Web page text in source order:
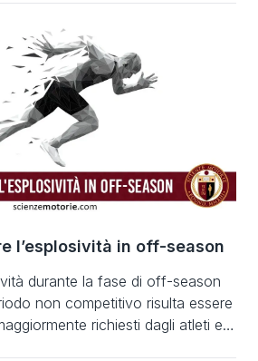
di un altro libro in cui si
sia sinonimo di […]
l’esplosività in off-season
durante la fase di off-season
non competitivo risulta essere
richiesti dagli atleti e